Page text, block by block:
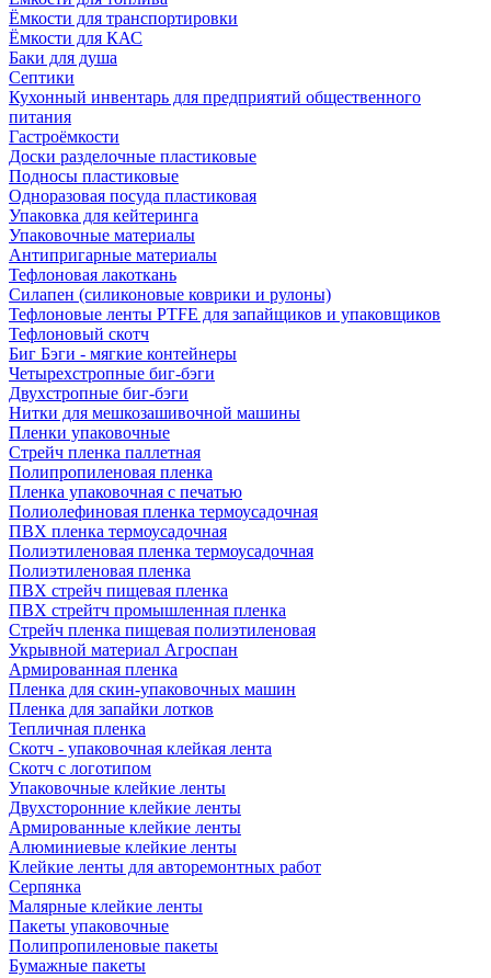
Ёмкости для транспортировки
Ёмкости для КАС
Баки для душа
Септики
Кухонный инвентарь для предприятий общественного
питания
Гастроёмкости
Доски разделочные пластиковые
Подносы пластиковые
Одноразовая посуда пластиковая
Упаковка для кейтеринга
Упаковочные материалы
Антипригарные материалы
Тефлоновая лакоткань
Силапен (силиконовые коврики и рулоны)
Тефлоновые ленты PTFE для запайщиков и упаковщиков
Тефлоновый скотч
Биг Бэги - мягкие контейнеры
Четырехстропные биг-бэги
Двухстропные биг-бэги
Нитки для мешкозашивочной машины
Пленки упаковочные
Стрейч пленка паллетная
Полипропиленовая пленка
Пленка упаковочная с печатью
Полиолефиновая пленка термоусадочная
ПВХ пленка термоусадочная
Полиэтиленовая пленка термоусадочная
Полиэтиленовая пленка
ПВХ стрейч пищевая пленка
ПВХ стрейтч промышленная пленка
Стрейч пленка пищевая полиэтиленовая
Укрывной материал Агроспан
Армированная пленка
Пленка для скин-упаковочных машин
Пленка для запайки лотков
Тепличная пленка
Скотч - упаковочная клейкая лента
Скотч с логотипом
Упаковочные клейкие ленты
Двухсторонние клейкие ленты
Армированные клейкие ленты
Алюминиевые клейкие ленты
Клейкие ленты для авторемонтных работ
Серпянка
Малярные клейкие ленты
Пакеты упаковочные
Полипропиленовые пакеты
Бумажные пакеты